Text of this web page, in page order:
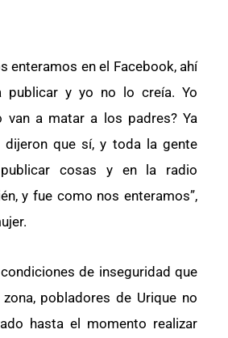
enteramos en el Facebook, ahí
publicar y yo no lo creía. Yo
van a matar a los padres? Ya
dijeron que sí, y toda la gente
cosas y en la radio
y fue como nos enteramos”,
de inseguridad que
pobladores de Urique no
hasta el momento realizar